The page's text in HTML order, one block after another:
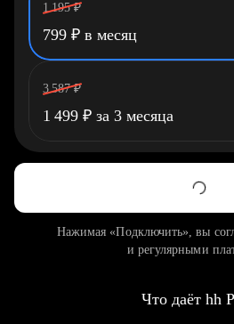
1 195 ₽
799 ₽ в месяц
3 587 ₽
1 499 ₽ за 3 месяца
Нажимая «Подключить», вы
и регулярными
Что даёт hh